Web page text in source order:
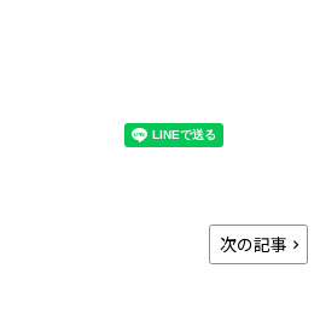
次の記事